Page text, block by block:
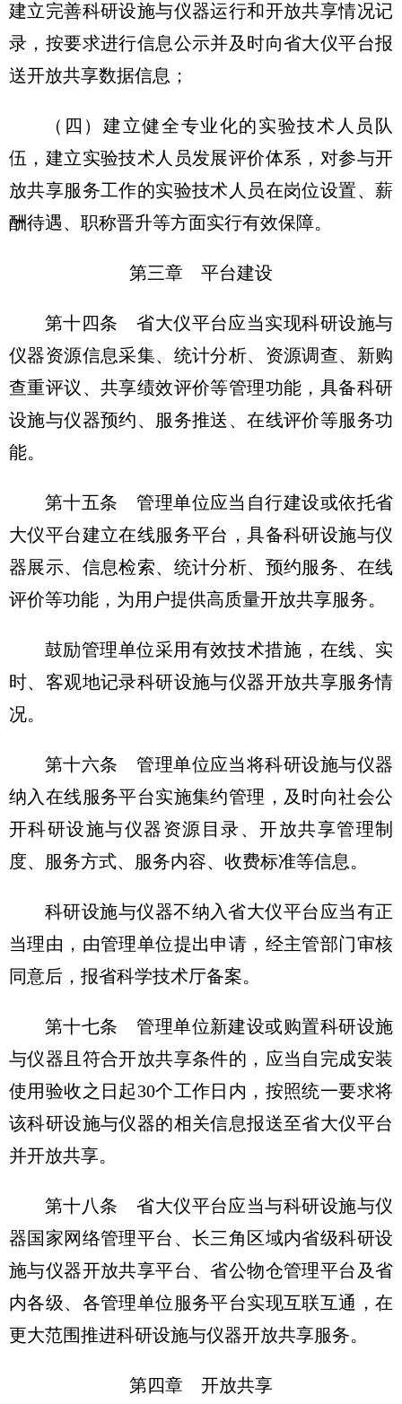
建立完善科研设施与仪器运行和开放共享情况记
录，按要求进行信息公示并及时向省大仪平台报
送开放共享数据信息；
（四）建立健全专业化的实验技术人员队
伍，建立实验技术人员发展评价体系，对参与开
放共享服务工作的实验技术人员在岗位设置、薪
酬待遇、职称晋升等方面实行有效保障。
第三章 平台建设
第十四条 省大仪平台应当实现科研设施与
仪器资源信息采集、统计分析、资源调查、新购
查重评议、共享绩效评价等管理功能，具备科研
设施与仪器预约、服务推送、在线评价等服务功
能。
第十五条 管理单位应当自行建设或依托省
大仪平台建立在线服务平台，具备科研设施与仪
器展示、信息检索、统计分析、预约服务、在线
评价等功能，为用户提供高质量开放共享服务。
鼓励管理单位采用有效技术措施，在线、实
时、客观地记录科研设施与仪器开放共享服务情
况。
第十六条 管理单位应当将科研设施与仪器
纳入在线服务平台实施集约管理，及时向社会公
开科研设施与仪器资源目录、开放共享管理制
度、服务方式、服务内容、收费标准等信息。
科研设施与仪器不纳入省大仪平台应当有正
当理由，由管理单位提出申请，经主管部门审核
同意后，报省科学技术厅备案。
第十七条 管理单位新建设或购置科研设施
与仪器且符合开放共享条件的，应当自完成安装
使用验收之日起30个工作日内，按照统一要求将
该科研设施与仪器的相关信息报送至省大仪平台
并开放共享。
第十八条 省大仪平台应当与科研设施与仪
器国家网络管理平台、长三角区域内省级科研设
施与仪器开放共享平台、省公物仓管理平台及省
内各级、各管理单位服务平台实现互联互通，在
更大范围推进科研设施与仪器开放共享服务。
第四章 开放共享